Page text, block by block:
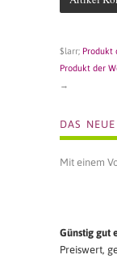
$larr; Produkt
Produkt der
→
DAS
Mit einem
Günstig gut
Preiswert,